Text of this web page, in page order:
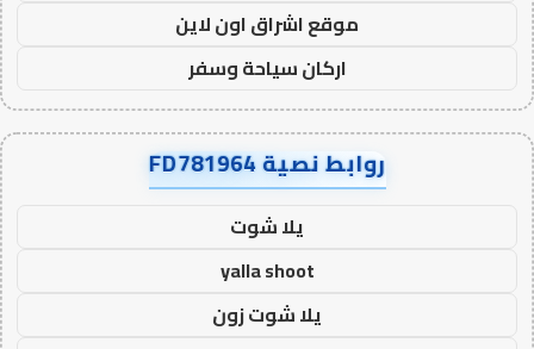
موقع اشراق اون لاين
اركان سياحة وسفر
روابط نصية FD781964
يلا شوت
yalla shoot
يلا شوت زون